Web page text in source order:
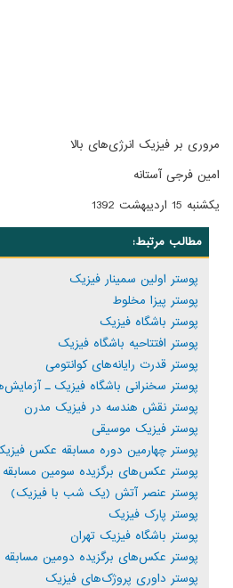
مروری بر فیزیک انرژی‌های بالا
امین فرجی آستانه
یکشنبه 15 اردیبهشت 1392
مطالب مرتبط:
پوستر اولین سمینار فیزیک
پوستر پیزا مخلوط
پوستر باشگاه فیزیک
پوستر افتتاحیه باشگاه فیزیک
پوستر قدرت رایانه‌های کوانتومی
پوستر سخنرانی باشگاه فیزیک ـ
پوستر نقش هندسه در فیزیک مدرن
پوستر فیزیک موسیقی
پوستر چهارمین دوره مسابقه عکس فیزیکی ـ
پوستر عکس‌های برگزیده سومین
پوستر عنصر آتش (یک شب با فیزیک)
پوستر پارک فیزیک
پوستر باشگاه فیزیک تهران
پوستر عکس‌های برگزیده دومین
پوستر داوری پروژک‌های فیزیک